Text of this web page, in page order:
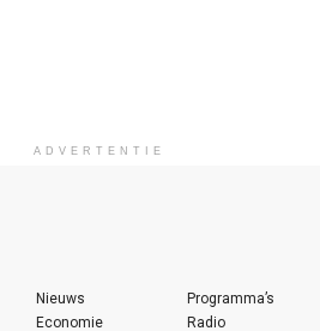
ADVERTENTIE
Nieuws
Economie
Programma’s
Radio